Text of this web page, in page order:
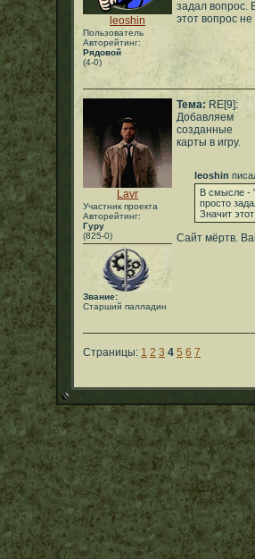
leoshin
Пользователь
Авторейтинг:
Рядовой
(4-0)
задал вопрос.
этот вопрос
Lavr
Участник проекта
Авторейтинг:
Гуру
(825-0)
Звание:
Старший палладин
Тема: RE[9]:
Добавляем
созданные
карты в игру.
leoshin
В смысле -
просто
Значит
Сайт мёртв.
Страницы: 1 2 3 4 5 6 7